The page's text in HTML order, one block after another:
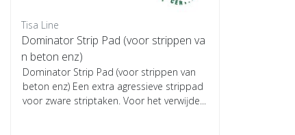
Tisa Line
Dominator Strip Pad (voor strippen va
n beton enz)
Dominator Strip Pad (voor strippen van
beton enz) Een extra agressieve strippad
voor zware striptaken. Voor het verwĳde...